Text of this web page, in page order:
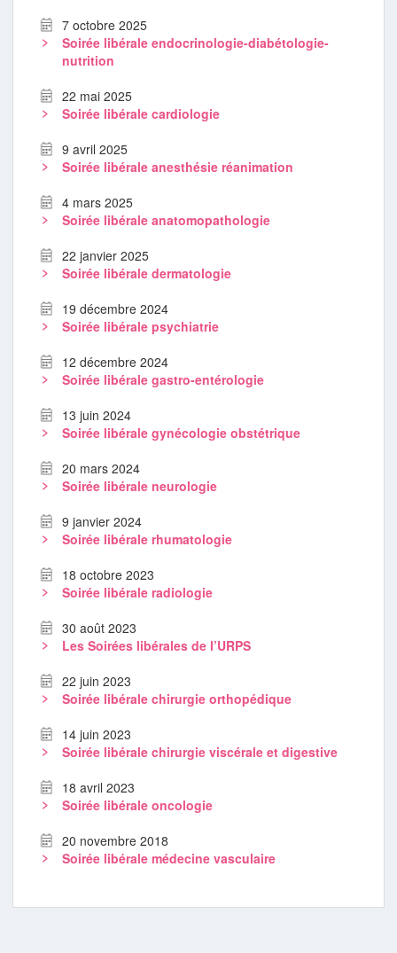
7 octobre 2025
Soirée libérale endocrinologie-diabétologie-
nutrition
22 mai 2025
Soirée libérale cardiologie
9 avril 2025
Soirée libérale anesthésie réanimation
4 mars 2025
Soirée libérale anatomopathologie
22 janvier 2025
Soirée libérale dermatologie
19 décembre 2024
Soirée libérale psychiatrie
12 décembre 2024
Soirée libérale gastro-entérologie
13 juin 2024
Soirée libérale gynécologie obstétrique
20 mars 2024
Soirée libérale neurologie
9 janvier 2024
Soirée libérale rhumatologie
18 octobre 2023
Soirée libérale radiologie
30 août 2023
Les Soirées libérales de l’URPS
22 juin 2023
Soirée libérale chirurgie orthopédique
14 juin 2023
Soirée libérale chirurgie viscérale et digestive
18 avril 2023
Soirée libérale oncologie
20 novembre 2018
Soirée libérale médecine vasculaire